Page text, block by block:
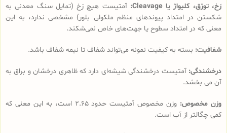
رَخ، تورّق، کلیواژ یا Cleavage:
آمتیست هیچ رَخ (تمایل سنگ معدنی به
شکستن در امتداد پیوندهای منظم ملکولی بلور) مشخصی ندارد، به این
معنی که در امتداد سطوح یا جهت‌های خاص نمی‌شکند.
شفافیت: بسته به کیفیت نمونه می‌تواند شفاف تا نیمه شفاف باشد.
درخشندگی: آمتیست درخشندگی شیشه‌ای دارد که ظاهری درخشان و براق به
آن می بخشد.
وزن مخصوص:
وزن مخصوص آمتیست حدود 2.65 است، به این معنی که
کمی چگالتر از آب است.